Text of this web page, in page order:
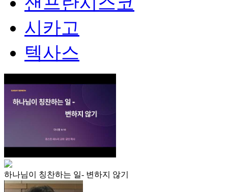
시카고
텍사스
하나님이 칭찬하는 일- 변하지 않기